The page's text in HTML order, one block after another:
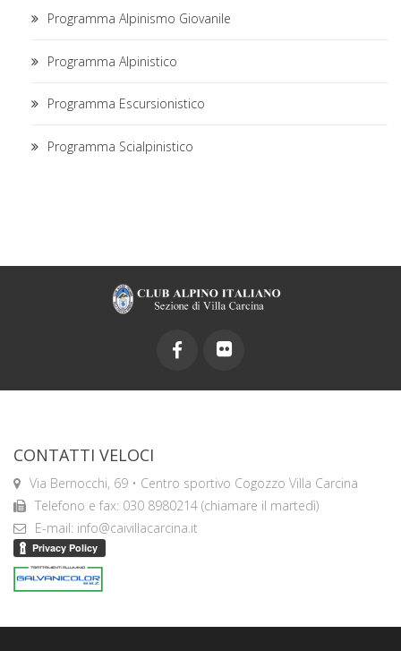
Programma Alpinismo Giovanile
Programma Alpinistico
Programma Escursionistico
Programma Scialpinistico
CONTATTI VELOCI
Via Bernocchi, 69 • Centro sportivo Cogozzo Villa Carcina
Telefono e fax: 030 8980214 (chiamare il martedì)
E-mail: info@caivillacarcina.it